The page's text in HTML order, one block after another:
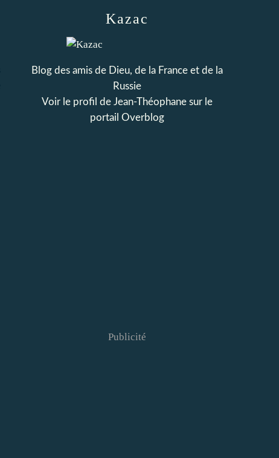
Kazac
Blog des amis de Dieu, de la France et de la
Russie
Voir le profil de Jean-Théophanesur le
portail Overblog
Publicité